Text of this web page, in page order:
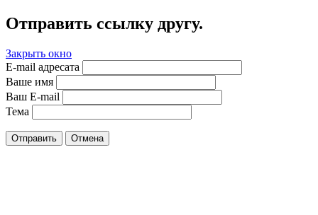
Отправить ссылку другу.
Закрыть окно
E-mail адресата
Ваше имя
Ваш E-mail
Тема
Отправить Отмена